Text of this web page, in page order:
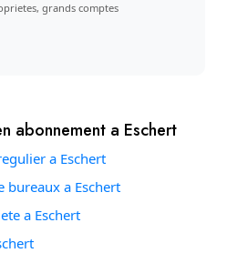
grands comptes
abonnement a Eschert
a Eschert
a Eschert
a Eschert